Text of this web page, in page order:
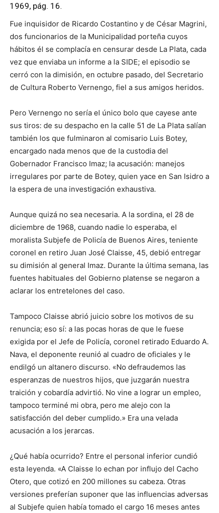
1969, pág. 16.
Fue inquisidor de Ricardo Costantino y de César Magrini,
dos funcionarios de la Municipalidad porteña cuyos
hábitos él se complacía en censurar desde La Plata, cada
vez que enviaba un informe a la SIDE; el episodio se
cerró con la dimisión, en octubre pasado, del Secretario
de Cultura Roberto Vernengo, fiel a sus amigos heridos.
Pero Vernengo no sería el único bolo que cayese ante
sus tiros: de su despacho en la calle 51 de La Plata salían
también los que fulminaron al comisario Luis Botey,
encargado nada menos que de la custodia del
Gobernador Francisco Imaz; la acusación: manejos
irregulares por parte de Botey, quien yace en San Isidro a
la espera de una investigación exhaustiva.
Aunque quizá no sea necesaria. A la sordina, el 28 de
diciembre de 1968, cuando nadie lo esperaba, el
moralista Subjefe de Policía de Buenos Aires, teniente
coronel en retiro Juan José Claisse, 45, debió entregar
su dimisión al general Imaz. Durante la última semana, las
fuentes habituales del Gobierno platense se negaron a
aclarar los entretelones del caso.
Tampoco Claisse abrió juicio sobre los motivos de su
renuncia; eso sí: a las pocas horas de que le fuese
exigida por el Jefe de Policía, coronel retirado Eduardo A.
Nava, el deponente reunió al cuadro de oficiales y le
endilgó un altanero discurso. «No defraudemos las
esperanzas de nuestros hijos, que juzgarán nuestra
traición y cobardía advirtió. No vine a lograr un empleo,
tampoco terminé mi obra, pero me alejo con la
satisfacción del deber cumplido.» Era una velada
acusación a los jerarcas.
¿Qué había ocurrido? Entre el personal inferior cundió
esta leyenda. «A Claisse lo echan por influjo del Cacho
Otero, que cotizó en 200 millones su cabeza. Otras
versiones preferían suponer que las influencias adversas
al Subjefe quien había tomado el cargo 16 meses antes